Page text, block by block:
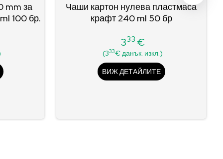
mm за
100 бр.
Чаши картон нулева пластмаса
крафт 240 ml 50 бр
Цена
333 €
(333€ данък. изкл.)
ВИЖ ДЕТАЙЛИТЕ